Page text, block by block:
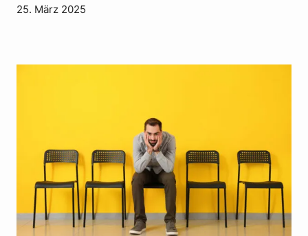
25. März 2025